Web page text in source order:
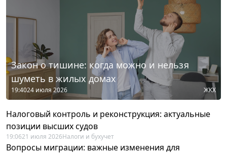
Закон о тишине: когда можно и нельзя
шуметь в жилых домах
19:4024 июля 2026 ЖКХ
Налоговый контроль и реконструкция: актуальные
позиции высших судов
19:0621 июля 2026Налоги и бухучет
Вопросы миграции: важные изменения для